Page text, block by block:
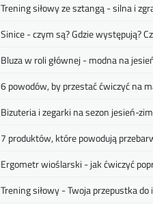
Trening siłowy ze sztangą - silna i
Sinice - czym są? Gdzie występują?
Bluza w roli głównej - modna na
6 powodów, by przestać ćwiczyć na
Bizuteria i zegarki na sezon jesień-
7 produktów, które powodują
Ergometr wioślarski - jak ćwiczyć
Trening siłowy - Twoja przepustka